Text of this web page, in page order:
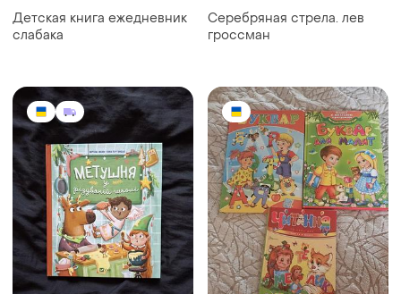
Детская книга ежедневник
слабака
Серебряная стрела. лев
гроссман